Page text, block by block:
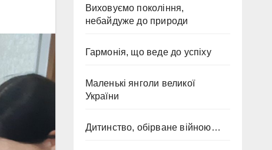
Виховуємо покоління,
небайдуже до природи
Гармонія, що веде до успіху
Маленькі янголи великої
України
Дитинство, обірване війною…